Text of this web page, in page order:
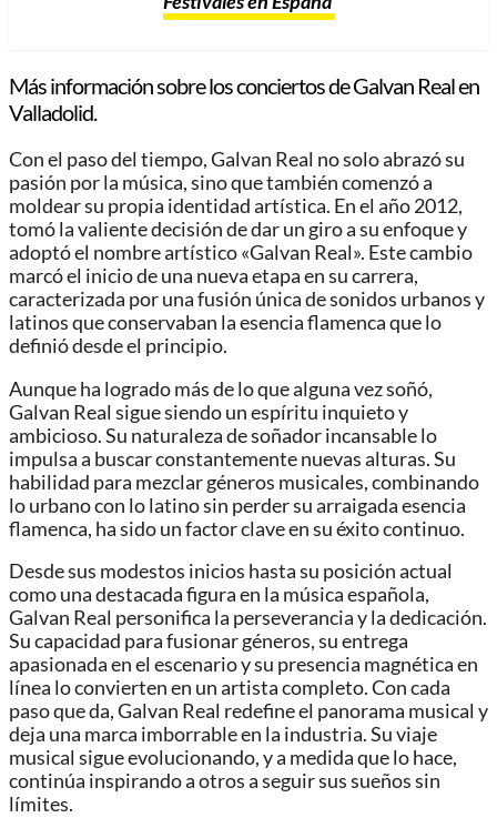
Más información sobre los conciertos de Galvan Real en
Valladolid.
Con el paso del tiempo, Galvan Real no solo abrazó su
pasión por la música, sino que también comenzó a
moldear su propia identidad artística. En el año 2012,
tomó la valiente decisión de dar un giro a su enfoque y
adoptó el nombre artístico «Galvan Real». Este cambio
marcó el inicio de una nueva etapa en su carrera,
caracterizada por una fusión única de sonidos urbanos y
latinos que conservaban la esencia flamenca que lo
definió desde el principio.
Aunque ha logrado más de lo que alguna vez soñó,
Galvan Real sigue siendo un espíritu inquieto y
ambicioso. Su naturaleza de soñador incansable lo
impulsa a buscar constantemente nuevas alturas. Su
habilidad para mezclar géneros musicales, combinando
lo urbano con lo latino sin perder su arraigada esencia
flamenca, ha sido un factor clave en su éxito continuo.
Desde sus modestos inicios hasta su posición actual
como una destacada figura en la música española,
Galvan Real personifica la perseverancia y la dedicación.
Su capacidad para fusionar géneros, su entrega
apasionada en el escenario y su presencia magnética en
línea lo convierten en un artista completo. Con cada
paso que da, Galvan Real redefine el panorama musical y
deja una marca imborrable en la industria. Su viaje
musical sigue evolucionando, y a medida que lo hace,
continúa inspirando a otros a seguir sus sueños sin
límites.